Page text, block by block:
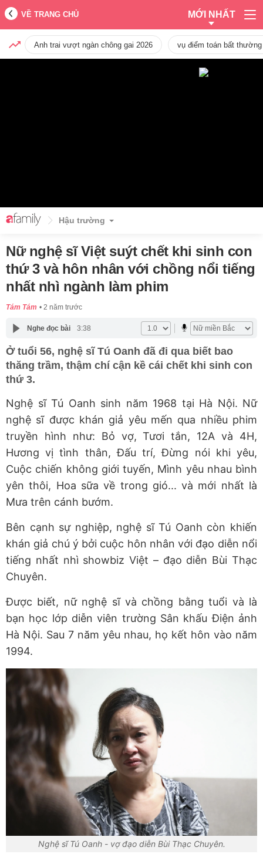
VỀ TRANG CHỦ MỚI NHẤT
Anh trai vượt ngàn chông gai 2026 vụ điểm toán bất
Hậu trường
Nữ nghệ sĩ Việt suýt chết khi sinh con
thứ 3 và hôn nhân với chồng nổi tiếng
nhất nhì ngành làm phim
Tám Tám 2 năm trước
Nghe đọc bài 3:38
Ở tuổi 56, nghệ sĩ Tú Oanh đã đi qua biết bao
thăng trầm, thậm chí cận kề cái chết khi sinh con
thứ 3.
Nghệ sĩ Tú Oanh sinh năm 1968 tại Hà Nội. Nữ
nghệ sĩ được khán giả yêu mến qua nhiều phim
truyền hình như: Bỏ vợ, Tươi tắn, 12A và 4H,
Hương vị tình thân, Đấu trí, Đừng nói khi yêu,
Cuộc chiến không giới tuyến, Mình yêu nhau bình
yên thôi, Hoa sữa về trong gió... và mới nhất là
Mưa trên cánh bướm.
Bên cạnh sự nghiệp, nghệ sĩ Tú Oanh còn khiến
khán giả chú ý bởi cuộc hôn nhân với đạo diễn nổi
tiếng nhất nhì showbiz Việt – đạo diễn Bùi Thạc
Chuyên.
Được biết, nữ nghệ sĩ và chồng bằng tuổi và là
bạn học lớp diễn viên trường Sân khấu Điện ảnh
Hà Nội. Sau 7 năm yêu nhau, họ kết hôn vào năm
1994.
Nghệ sĩ Tú Oanh - vợ đạo diễn Bùi Thạc Chuyên.